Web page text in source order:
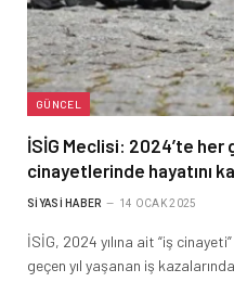
GÜNCEL
İSİG Meclisi: 2024’te her
cinayetlerinde hayatını
SIYASI HABER 14 OCAK 2025
İSİG, 2024 yılına ait “iş
geçen yıl yaşanan iş